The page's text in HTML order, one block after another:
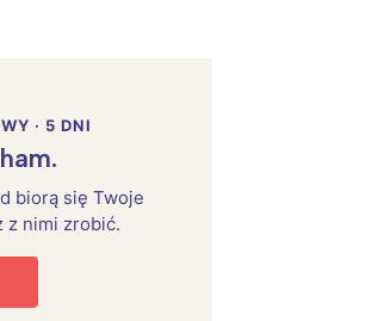
· 5 DNI
biorą się Twoje
z nimi zrobić.